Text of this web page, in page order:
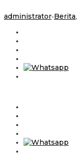
administrator-Berita